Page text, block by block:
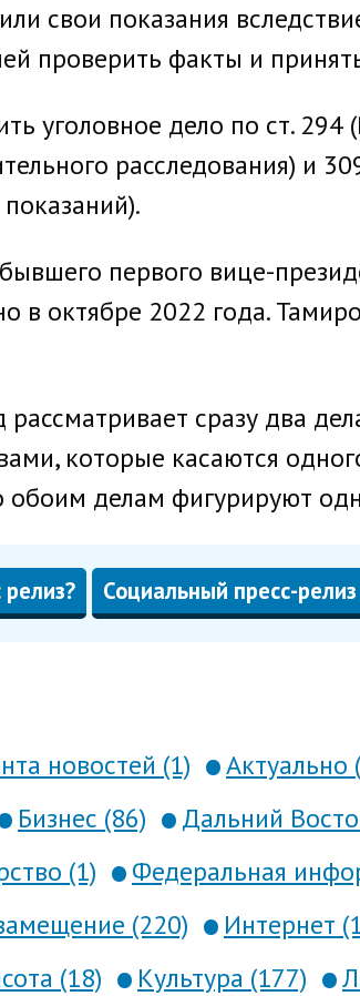
свои показания
проверить факты и
уголовное дело по ст.
расследования) и
первого вице-
в октябре 2022 года.
рассматривает сразу два
которые касаются
делам фигурируют
Социальный пресс-релиз
новостей (1) Актуально
Бизнес (86) Дальний
(1)
Федеральная
(220) Интернет
(18) Культура (177)